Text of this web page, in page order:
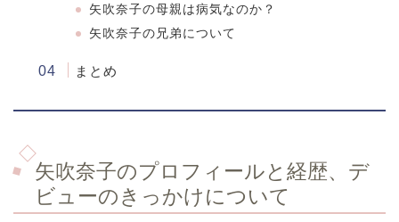
矢吹奈子の母親は病気なのか？
矢吹奈子の兄弟について
まとめ
矢吹奈子のプロフィールと経歴、デ
ビューのきっかけについて